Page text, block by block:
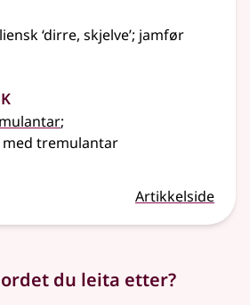
‘dirre, skjelve’; jamfør
;
med tremulantar
Artikkelside
du leita etter?